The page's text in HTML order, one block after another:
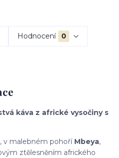
Hodnocení 0
káva z africké vysočiny s
v malebném pohoří Mbeya,
ztělesněním afrického